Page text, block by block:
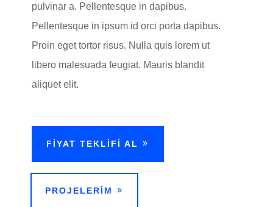
pulvinar a. Pellentesque in dapibus.
Pellentesque in ipsum id orci porta dapibus.
Proin eget tortor risus. Nulla quis lorem ut
libero malesuada feugiat. Mauris blandit
aliquet elit.
FİYAT TEKLİFİ AL
PROJELERİM